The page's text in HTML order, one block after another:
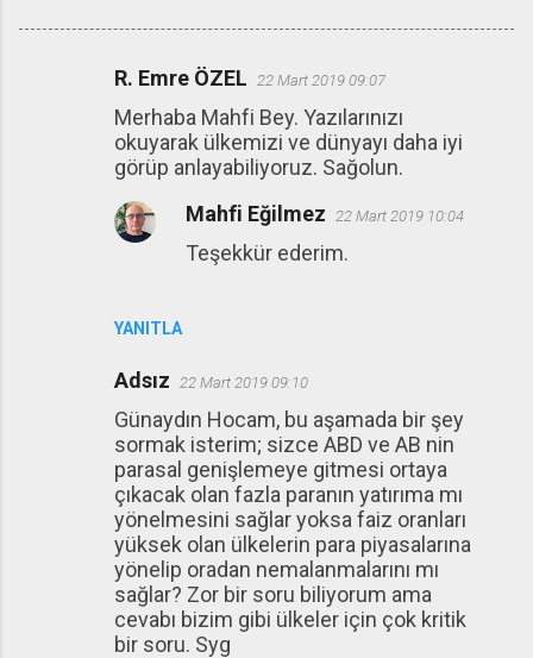
R. Emre ÖZEL 22 Mart 2019 09:07
Merhaba Mahfi Bey. Yazılarınızı
okuyarak ülkemizi ve dünyayı daha iyi
görüp anlayabiliyoruz. Sağolun.
YANITLA
Mahfi Eğilmez 22 Mart 2019 10:04
Teşekkür ederim.
Adsız 22 Mart 2019 09:10
Günaydın Hocam, bu aşamada bir şey
sormak isterim; sizce ABD ve AB nin
parasal genişlemeye gitmesi ortaya
çıkacak olan fazla paranın yatırıma mı
yönelmesini sağlar yoksa faiz oranları
yüksek olan ülkelerin para piyasalarına
yönelip oradan nemalanmalarını mı
sağlar? Zor bir soru biliyorum ama
cevabı bizim gibi ülkeler için çok kritik
bir soru. Syg